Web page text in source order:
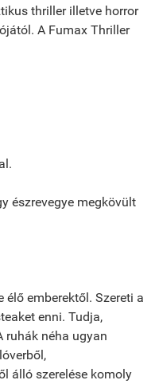
thriller illetve horror
A Fumax Thriller
észrevegye megkövült
emberektől. Szereti a
enni. Tudja,
ruhák néha ugyan
álló szerelése komoly